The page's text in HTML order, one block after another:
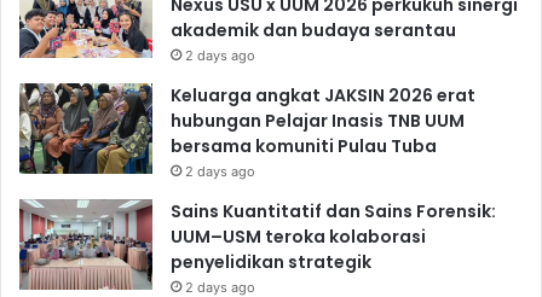
akademik dan budaya serantau
2 days ago
Keluarga angkat JAKSIN 2026 erat
hubungan Pelajar Inasis TNB UUM
bersama komuniti Pulau Tuba
2 days ago
Sains Kuantitatif dan Sains Forensik:
UUM–USM teroka kolaborasi
penyelidikan strategik
2 days ago